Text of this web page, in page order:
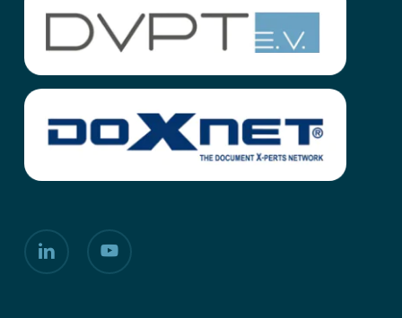
linkedin